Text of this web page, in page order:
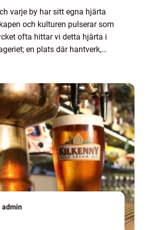
varje by har sitt egna hjärta
och kulturen pulserar som
ofta hittar vi detta hjärta i
en plats där hantverk,
admin